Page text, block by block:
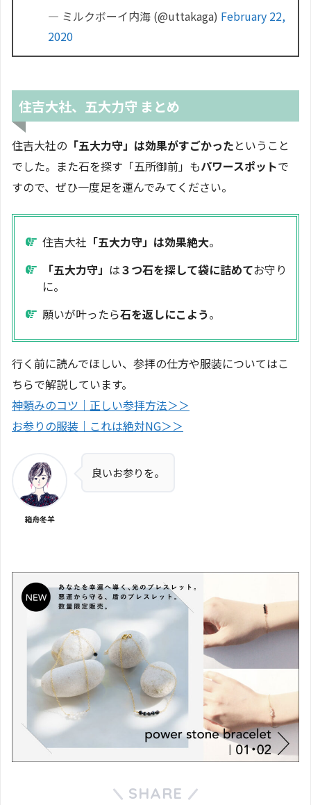
— ミルクボーイ内海 (@uttakaga) February 22,
2020
住吉大社、五大力守 まとめ
住吉大社の 「五大力守」は効果がすごかったということ
でした。また石を探す「五所御前」もパワースポットで
すので、ぜひ一度足を運んでみてください。
住吉大社 「五大力守」は効果絶大。
「五大力守」 は３つ石を探して袋に詰めてお守り
に。
願いが叶ったら石を返しにこよう。
行く前に読んでほしい、参拝の仕方や服装についてはこ
ちらで解説しています。
神頼みのコツ｜正しい参拝方法＞＞
お参りの服装｜これは絶対NG＞＞
箱舟冬羊
良いお参りを。
SHARE